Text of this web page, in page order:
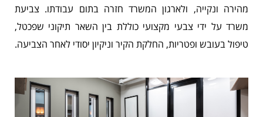
מהירה ונקייה, ולארגון המשרד חזרה בתום עבודתו. צביעת
משרד על ידי צבעי מקצועי כוללת בין השאר תיקוני שפכטל,
טיפול בעובש ופטריות, החלקת הקיר וניקיון יסודי לאחר הצביעה.